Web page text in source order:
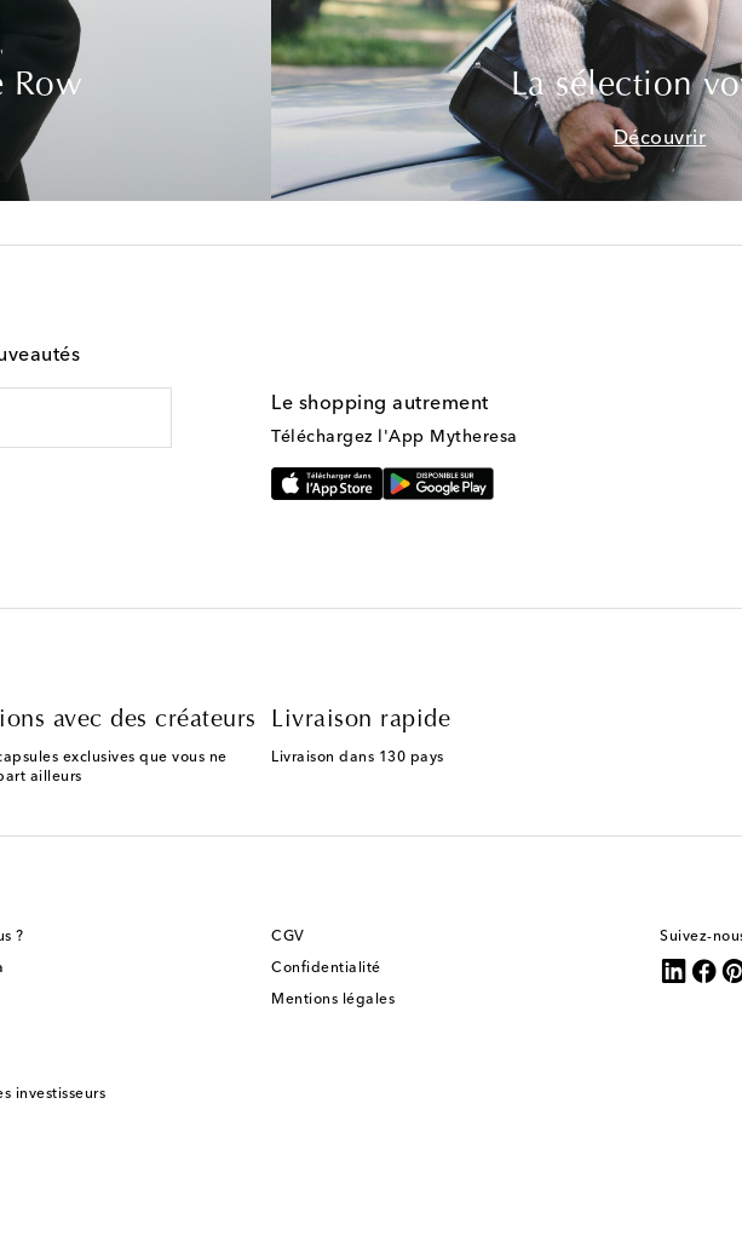
Row La sélection
Découvrir
Le shopping autrement
Téléchargez l'App Mytheresa
avec des créateurs
exclusives que vous ne
ailleurs
Livraison rapide
Livraison dans 130 pays
?
investisseurs
CGV
Confidentialité
Mentions légales
Suivez-